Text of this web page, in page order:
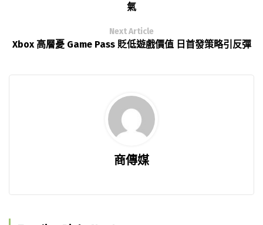
氣
Next Article
Xbox 高層憂 Game Pass 貶低遊戲價值 日首發策略引反彈
商傳媒